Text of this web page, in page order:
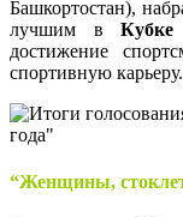
Башкортостан),
лучшим вКубке
достижение
спортивную карьеру.
“Женщины,